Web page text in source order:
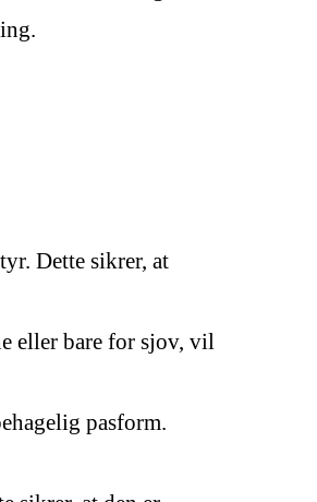
Dette sikrer, at
eller bare for sjov, vil
pasform.